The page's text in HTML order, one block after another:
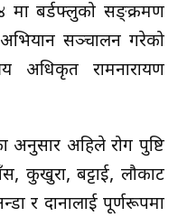
मा बर्डफ्लुको सङ्क्रमण
सञ्चालन गरेको
अधिकृत रामनारायण
अनुसार अहिले रोग पुष्टि
कुखुरा, बट्टाई, लौकाट
र दानालाई पूर्णरूपमा